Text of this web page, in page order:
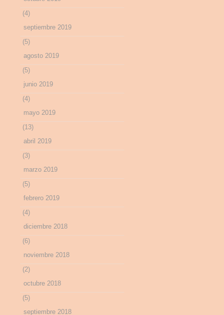
(4)
septiembre 2019
(5)
agosto 2019
(5)
junio 2019
(4)
mayo 2019
(13)
abril 2019
(3)
marzo 2019
(5)
febrero 2019
(4)
diciembre 2018
(6)
noviembre 2018
(2)
octubre 2018
(5)
septiembre 2018